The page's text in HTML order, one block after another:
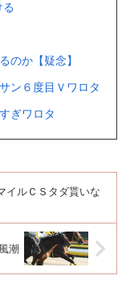
る
のか【疑念】
ン６度目Ｖワロタ
ぎワロタ
イルＣＳタダ貰いな
潮